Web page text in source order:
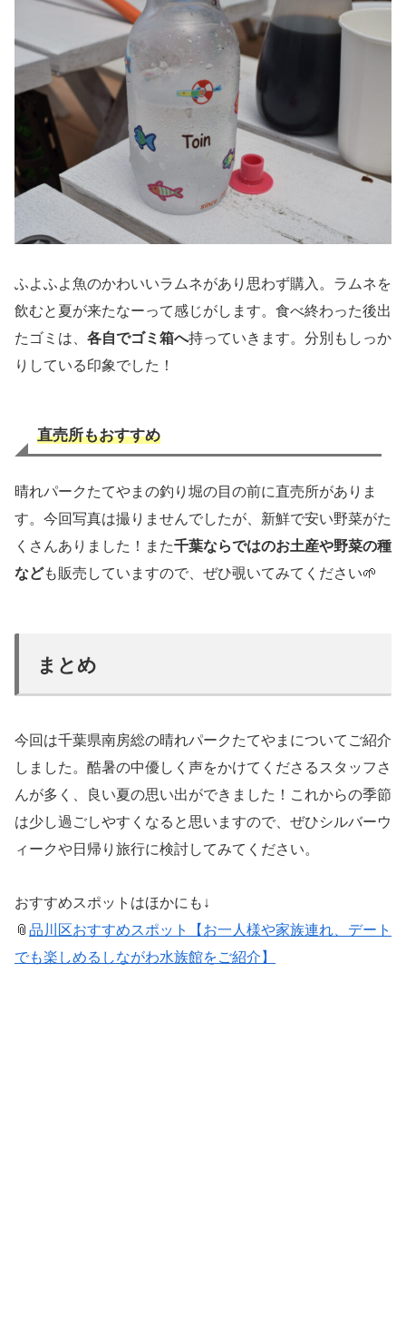
ふよふよ魚のかわいいラムネがあり思わず購入。ラムネを
飲むと夏が来たなーって感じがします。食べ終わった後出
たゴミは、 各自でゴミ箱へ持っていきます。分別もしっか
りしている印象でした！
直売所もおすすめ
晴れパークたてやまの釣り堀の目の前に直売所がありま
す。今回写真は撮りませんでしたが、新鮮で安い野菜がた
くさんありました！また千葉ならではのお土産や野菜の種
なども販売していますので、ぜひ覗いてみてください🌱
まとめ
今回は千葉県南房総の晴れパークたてやまについてご紹介
しました。酷暑の中優しく声をかけてくださるスタッフさ
んが多く、良い夏の思い出ができました！これからの季節
は少し過ごしやすくなると思いますので、ぜひシルバーウ
ィークや日帰り旅行に検討してみてください。
おすすめスポットはほかにも↓
📎 品川区おすすめスポット【お一人様や家族連れ、デート
でも楽しめるしながわ水族館をご紹介】